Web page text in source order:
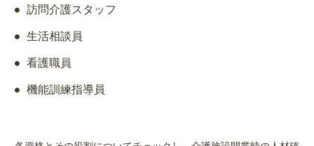
訪問介護スタッフ
生活相談員
看護職員
機能訓練指導員